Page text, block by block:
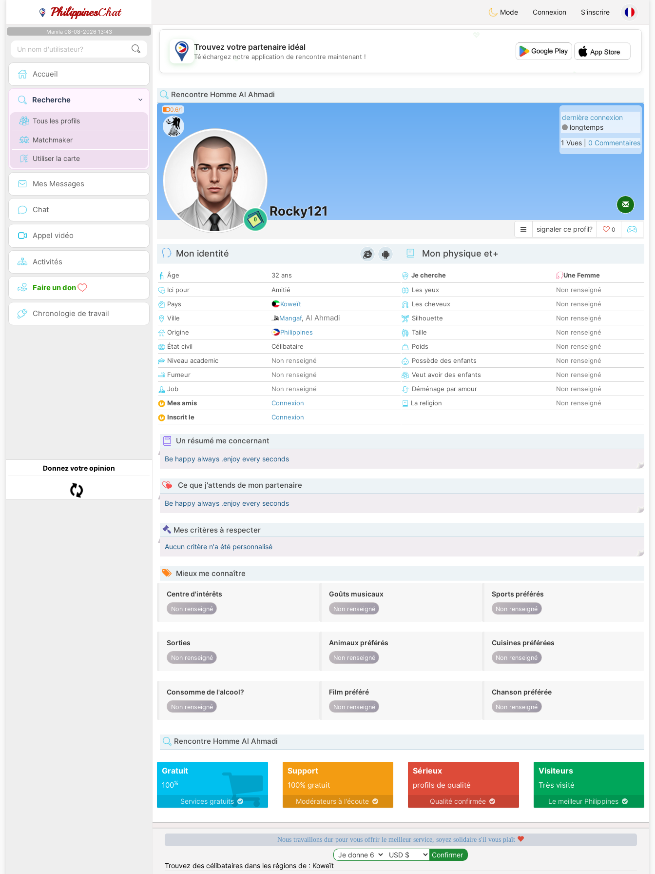
PhilippinesChat Mode Connexion S'inscrire
Manila 08-08-2026 13:43
Accueil
Recherche
Tous les profils
Matchmaker
Utiliser la carte
Mes Messages
Chat
Appel vidéo
Activités
Faire un don
Chronologie de travail
Donnez votre opinion
💖
💕
Trouvez votre partenaire idéal
Téléchargez notre application de rencontre maintenant !
Rencontre Homme Al Ahmadi
0.6/1
0
Rocky121
dernière connexion
longtemps
1 Vues | 0 Commentaires
signaler ce profil? 0
Mon identité
Âge
32 ans
Ici pour
Amitié
Pays
Koweït
Ville
Mangaf, Al Ahmadi
Origine
Philippines
État civil
Célibataire
Niveau academic
Non renseigné
Fumeur
Non renseigné
Job
Non renseigné
Mes amis
Connexion
Inscrit le
Connexion
Mon physique et+
Je cherche
Une Femme
Les yeux
Non renseigné
Les cheveux
Non renseigné
Silhouette
Non renseigné
Taille
Non renseigné
Poids
Non renseigné
Possède des enfants
Non renseigné
Veut avoir des enfants
Non renseigné
Déménage par amour
Non renseigné
La religion
Non renseigné
Un résumé me concernant
Be happy always .enjoy every seconds
Ce que j'attends de mon partenaire
Be happy always .enjoy every seconds
Mes critères à respecter
Aucun critère n'a été personnalisé
Mieux me connaître
Centre d'intérêts
Non renseigné
Goûts musicaux
Non renseigné
Sports préférés
Non renseigné
Sorties
Non renseigné
Animaux préférés
Non renseigné
Cuisines préférées
Non renseigné
Consomme de l'alcool?
Non renseigné
Film préféré
Non renseigné
Chanson préférée
Non renseigné
Rencontre Homme Al Ahmadi
Gratuit
100%
Services gratuits
Support
100% gratuit
Modérateurs à l'écoute
Sérieux
profils de qualité
Qualité confirmée
Visiteurs
Très visité
Le meilleur Philippines
Nous travaillons dur pour vous offrir le meilleur service, soyez solidaire s'il vous plaît
Trouvez des célibataires dans les régions de : Koweït